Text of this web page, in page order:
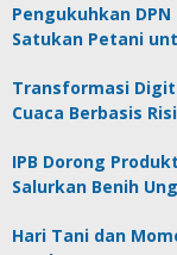
Pengukuhkan DPN
Satukan Petani
Transformasi
Cuaca Berbasis
IPB Dorong
Salurkan Benih
Hari Tani dan